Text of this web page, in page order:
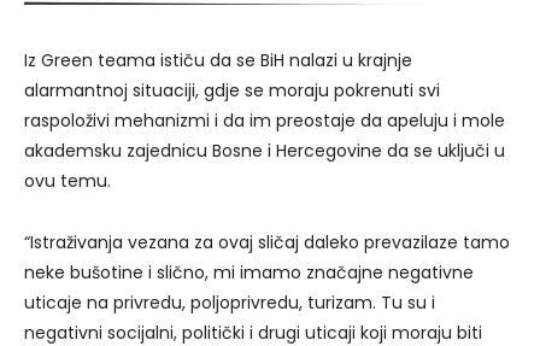
Iz Green teama ističu da se BiH nalazi u krajnje
alarmantnoj situaciji, gdje se moraju pokrenuti svi
raspoloživi mehanizmi i da im preostaje da apeluju i mole
akademsku zajednicu Bosne i Hercegovine da se uključi u
ovu temu.
“Istraživanja vezana za ovaj sličaj daleko prevazilaze tamo
neke bušotine i slično, mi imamo značajne negativne
uticaje na privredu, poljoprivredu, turizam. Tu su i
negativni socijalni, politički i drugi uticaji koji moraju biti